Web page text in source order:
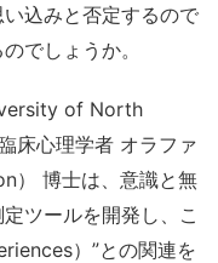
込みと否定するので
でしょうか。
of North
床心理学者 オラファ
） 博士は、意識と無
ツールを開発し、こ
）”との関連を